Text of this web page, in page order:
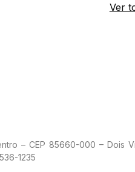
Ver
– CEP 85660-000 – Dois
1235